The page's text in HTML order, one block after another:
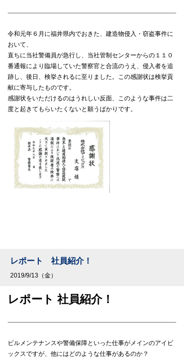
令和元年６月に福井県内でおきた、建造物侵入・窃盗事件に
おいて、
直ちに当社警備員が急行し、当社管制センターからの１１０
番通報により臨場していた警察官と合流のうえ、侵入者を追
跡し、後日、検挙されるに至りました。この感謝状は検挙貢
献に寄与したものです。
感謝状をいただけるのはうれしい反面、このような事件は二
度と起きてもらいたくないと願うばかりです。
レポート 社員紹介！
2019/9/13（金）
レポート 社員紹介！
ビルメンテナンスや警備保障といった仕事がメインのアイビ
ックスですが、他にはどのような仕事があるのか？